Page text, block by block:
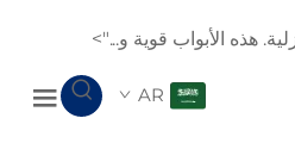
هذه الأبواب قوية و...">
AR